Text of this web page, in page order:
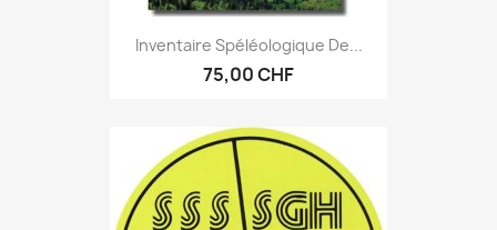
Inventaire Spéléologique De...
75,00 CHF